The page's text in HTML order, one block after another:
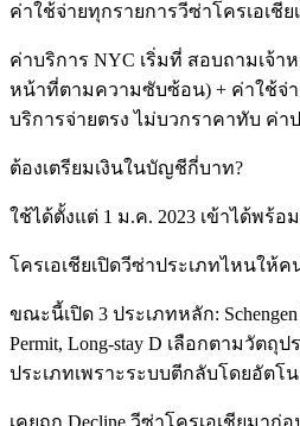
ค่าใช้จ่ายทุกรายการวีซ่าโครเอเชีย
ค่าบริการ NYC เริ่มที่ สอบถามเจ้า
หน้าที่ตามความซับซ้อน) + ค่าใช้จ่า
บริการจ่ายตรง ไม่บวกราคาทับ ค่า
ต้องเตรียมเงินในบัญชีกี่บาท?
ใช้ได้ตั้งแต่ 1 ม.ค. 2023 เข้าได้พร้อ
โครเอเชียเปิดวีซ่าประเภทไหนให้ค
ขณะนี้เปิด 3 ประเภทหลัก: Schengen
Permit, Long-stay D เลือกตามวัตถุ
ประเภทเพราะระบบตีกลับโดยอัตโ